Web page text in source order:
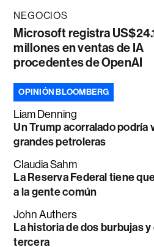
NEGOCIOS
Microsoft registra
millones en ventas de IA
procedentes de OpenAI
OPINIÓN BLOOMBERG
Liam Denning
Un Trump acorralado podría
grandes petroleras
Claudia Sahm
La Reserva Federal tiene
a la gente común
John Authers
La historia de dos burbujas
tercera